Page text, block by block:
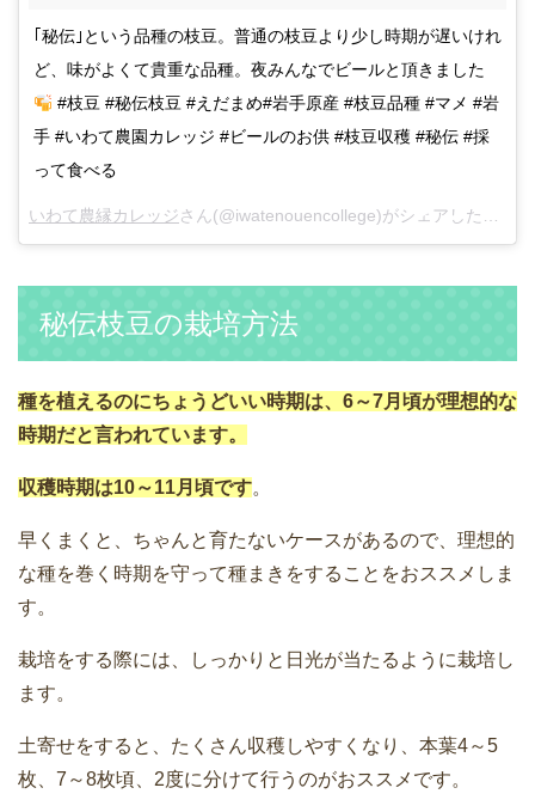
｢秘伝｣という品種の枝豆。普通の枝豆より少し時期が遅いけれ
ど、味がよくて貴重な品種。夜みんなでビールと頂きました
#枝豆 #秘伝枝豆 #えだまめ#岩手原産 #枝豆品種 #マメ #岩
手 #いわて農園カレッジ #ビールのお供 #枝豆収穫 #秘伝 #採
って食べる
いわて農縁カレッジさん(@iwatenouencollege)がシェアした投稿 –
秘伝枝豆の栽培方法
種を植えるのにちょうどいい時期は、6～7月頃が理想的な
時期だと言われています。
収穫時期は10～11月頃です。
早くまくと、ちゃんと育たないケースがあるので、理想的
な種を巻く時期を守って種まきをすることをおススメしま
す。
栽培をする際には、しっかりと日光が当たるように栽培し
ます。
土寄せをすると、たくさん収穫しやすくなり、本葉4～5
枚、7～8枚頃、2度に分けて行うのがおススメです。